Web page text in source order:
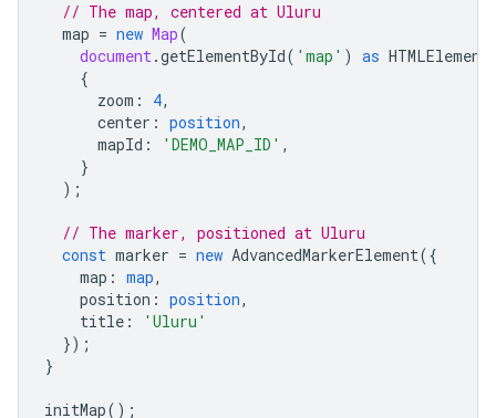
// The map, centered at Uluru
map = new Map(
document.getElementById( 'map' ) as HTMLElement
{
zoom : 4,
center : position,
mapId : 'DEMO_MAP_ID' ,
}
);
// The marker, positioned at Uluru
const marker = new AdvancedMarkerElement({
map : map,
position : position,
title :
'Uluru'
});
}
initMap();